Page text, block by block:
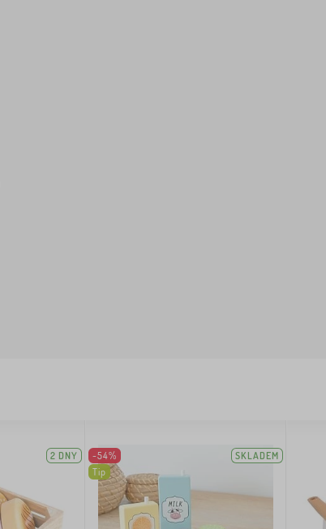
2 DNY
-54%
Tip
SKLADEM